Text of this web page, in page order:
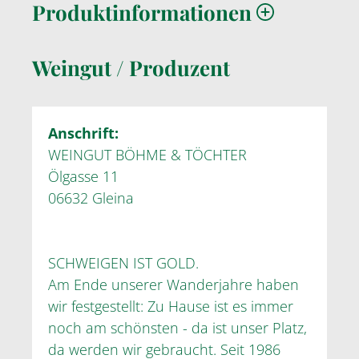
Produktinformationen
Weingut / Produzent
Anschrift:
WEINGUT BÖHME & TÖCHTER
Ölgasse 11
06632 Gleina
SCHWEIGEN IST GOLD.
Am Ende unserer Wanderjahre haben
wir festgestellt: Zu Hause ist es immer
noch am schönsten - da ist unser Platz,
da werden wir gebraucht. Seit 1986